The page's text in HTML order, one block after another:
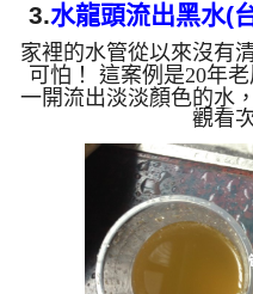
3.水龍頭流出黑水(
家裡的水管從以來沒有
可怕！ 這案例是20年
一開流出淡淡顏色的水
黑色，還有難聞的臭味
公司正在幫這戶人家清
週波機，把檸檬酸的水
髒東西及生物膜軟化
力，這時候生物膜、
來。 客戶說，這水龍
黑黑一塊塊東西，或是
困擾其實
觀看